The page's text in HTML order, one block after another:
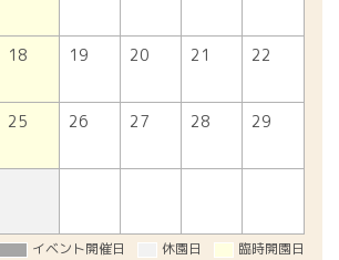
18 19 20 21 22
25 26 27 28 29
イベント開催日 休園日 臨時開園日